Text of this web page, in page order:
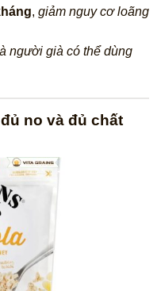
, giảm nguy cơ loãng
người già có thể dùng
no và đủ chất